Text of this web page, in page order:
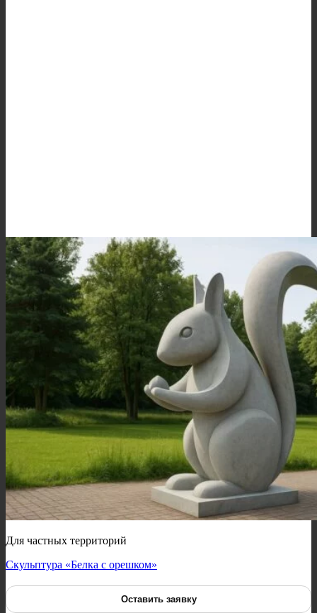
Для частных территорий
Скульптура «Белка с орешком»
Оставить заявку